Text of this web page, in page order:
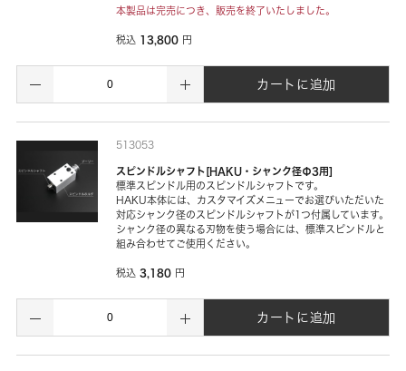
本製品は完売につき、販売を終了いたしました。
税込 13,800 円
カートに追加
513053
スピンドルシャフト[HAKU・シャンク径Φ3用]
標準スピンドル用のスピンドルシャフトです。
HAKU本体には、カスタマイズメニューでお選びいただいた
対応シャンク径のスピンドルシャフトが1つ付属しています。
シャンク径の異なる刃物を使う場合には、標準スピンドルと
組み合わせてご使用ください。
税込 3,180 円
カートに追加